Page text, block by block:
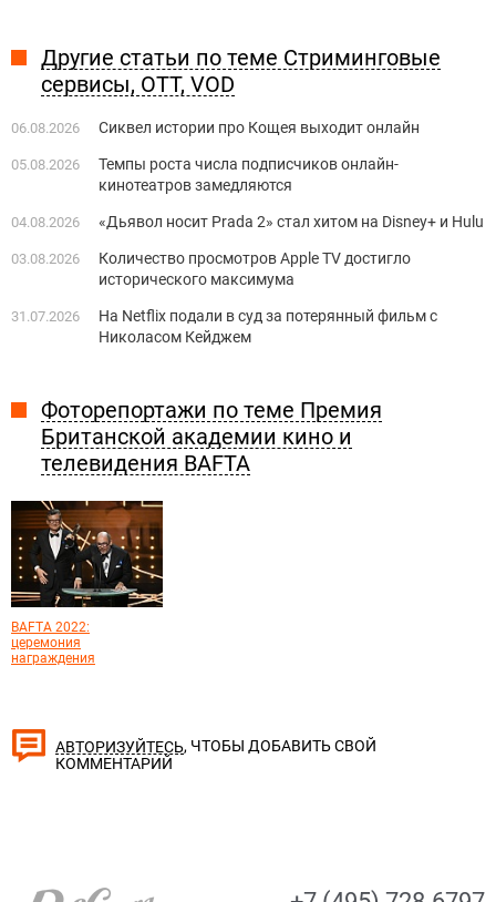
Другие статьи по теме Стриминговые
сервисы, OTT, VOD
06.08.2026 Сиквел истории про Кощея выходит онлайн
05.08.2026
Темпы роста числа подписчиков онлайн-
кинотеатров замедляются
04.08.2026 «Дьявол носит Prada 2» стал хитом на Disney+ и Hulu
03.08.2026
Количество просмотров Apple TV достигло
исторического максимума
31.07.2026
На Netflix подали в суд за потерянный фильм с
Николасом Кейджем
Фоторепортажи по теме Премия
Британской академии кино и
телевидения BAFTA
BAFTA 2022:
церемония
награждения
АВТОРИЗУЙТЕСЬ, ЧТОБЫ ДОБАВИТЬ СВОЙ
КОММЕНТАРИЙ